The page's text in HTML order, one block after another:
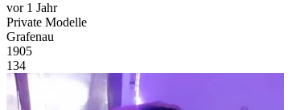
vor 1 Jahr
Private Modelle
Grafenau
1905
134